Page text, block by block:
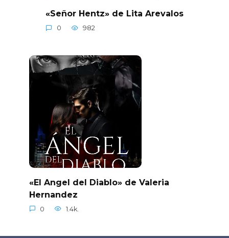
«Señor Hentz» de Lita Arevalos
0 982
«El Angel del Diablo» de Valeria
Hernandez
0 1.4k.